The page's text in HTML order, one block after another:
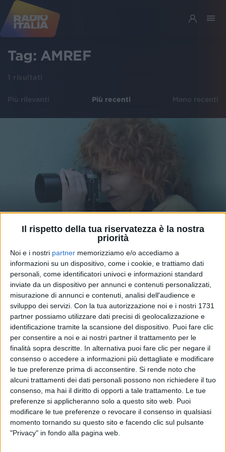
Il rispetto della tua riservatezza è la nostra
priorità
Noi e i nostri partner memorizziamo e/o accediamo a
informazioni su un dispositivo, come i cookie, e trattiamo dati
personali, come identificatori univoci e informazioni standard
inviate da un dispositivo per annunci e contenuti personalizzati,
misurazione di annunci e contenuti, analisi dell'audience e
sviluppo dei servizi. Con la tua autorizzazione noi e i nostri 1731
partner possiamo utilizzare dati precisi di geolocalizzazione e
identificazione tramite la scansione del dispositivo. Puoi fare clic
per consentire a noi e ai nostri partner il trattamento per le
finalità sopra descritte. In alternativa puoi fare clic per negare il
consenso o accedere a informazioni più dettagliate e modificare
le tue preferenze prima di acconsentire. Si rende noto che
alcuni trattamenti dei dati personali possono non richiedere il tuo
consenso, ma hai il diritto di opporti a tale trattamento. Le tue
preferenze si applicheranno solo a questo sito web. Puoi
modificare le tue preferenze o revocare il consenso in qualsiasi
momento tornando su questo sito e facendo clic sul pulsante
"Privacy" in fondo alla pagina web.
Tag: AMREF
1 risultati
Più rilevanti Più recenti Meno recenti
FOTOGRAFIA E SOLIDARIETÀ 29 nov 2021
Fiorella Mannoia: una mostra fotografica
virtuale sull’Africa con Amref
L’iniziativa ha lo scopo di sensibilizzare sul tema
delle mutilazioni genitali femminili
diSimone Bernardi